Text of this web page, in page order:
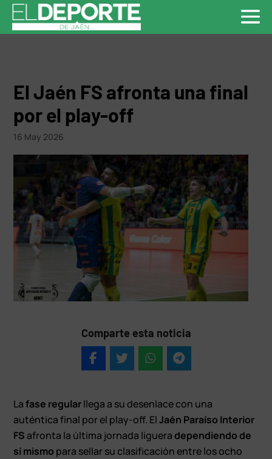
El Jaén FS afronta una final
por el play-off
16 May 2026
Comparte esta noticia
Lafase regularllega a su desenlace con una
auténtica final por el play-off. ElJaén Paraíso Interior
FS afronta la última jornada ligueradependiendo de
sí mismo para sellar su clasificación entre los ocho